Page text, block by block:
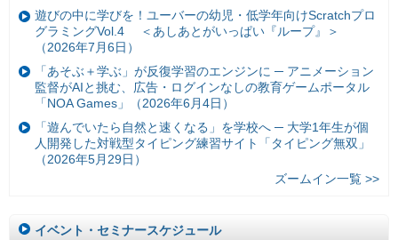
遊びの中に学びを！ユーバーの幼児・低学年向けScratchプロ
グラミングVol.4 ＜あしあとがいっぱい『ループ』＞
（2026年7月6日）
「あそぶ＋学ぶ」が反復学習のエンジンに ─ アニメーション
監督がAIと挑む、広告・ログインなしの教育ゲームポータル
「NOA Games」（2026年6月4日）
「遊んでいたら自然と速くなる」を学校へ ─ 大学1年生が個
人開発した対戦型タイピング練習サイト「タイピング無双」
（2026年5月29日）
ズームイン一覧 >>
イベント・セミナースケジュール